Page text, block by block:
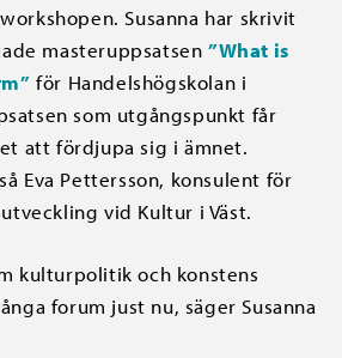
Susanna har skrivit
masteruppsatsen”What is
för Handelshögskolan i
som utgångspunkt får
att fördjupa sig i ämnet.
Eva Pettersson, konsulent för
vid Kultur i Väst.
kulturpolitik och konstens
forum just nu, säger Susanna